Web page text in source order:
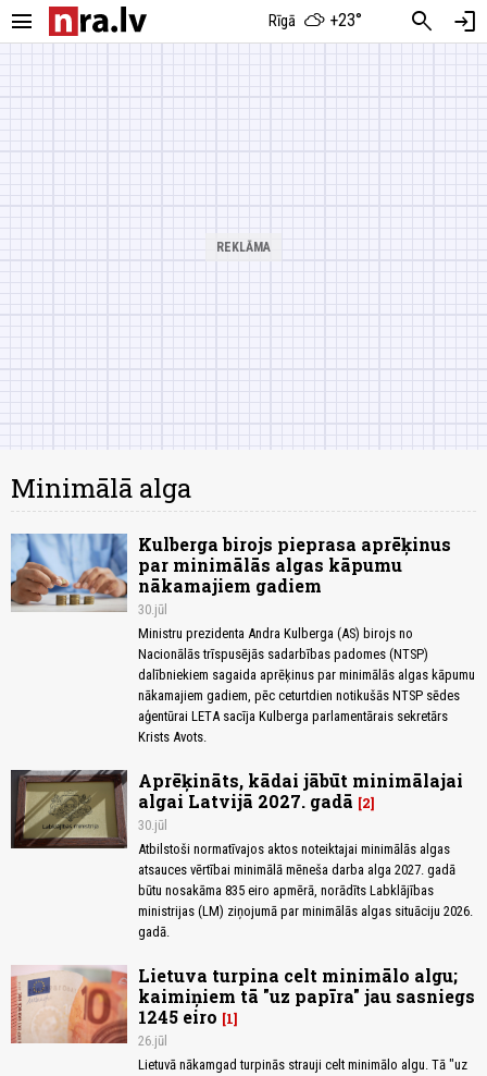
menu Rīgā +23° search login
Minimālā alga
Kulberga birojs pieprasa aprēķinus
par minimālās algas kāpumu
nākamajiem gadiem
30.jūl
Ministru prezidenta Andra Kulberga (AS) birojs no
Nacionālās trīspusējās sadarbības padomes (NTSP)
dalībniekiem sagaida aprēķinus par minimālās algas kāpumu
nākamajiem gadiem, pēc ceturtdien notikušās NTSP sēdes
aģentūrai LETA sacīja Kulberga parlamentārais sekretārs
Krists Avots.
Aprēķināts, kādai jābūt minimālajai
algai Latvijā 2027. gadā
2
30.jūl
Atbilstoši normatīvajos aktos noteiktajai minimālās algas
atsauces vērtībai minimālā mēneša darba alga 2027. gadā
būtu nosakāma 835 eiro apmērā, norādīts Labklājības
ministrijas (LM) ziņojumā par minimālās algas situāciju 2026.
gadā.
Lietuva turpina celt minimālo algu;
kaimiņiem tā "uz papīra" jau sasniegs
1245 eiro
1
26.jūl
Lietuvā nākamgad turpinās strauji celt minimālo algu. Tā "uz